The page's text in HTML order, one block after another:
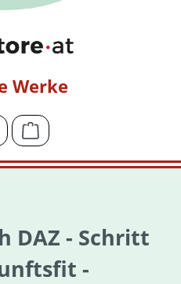
Werke
Produkte auf dem Merkzettel
Warenkorb enthält 0
DAZ - Schritt
-